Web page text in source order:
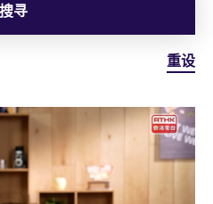
搜寻
重设